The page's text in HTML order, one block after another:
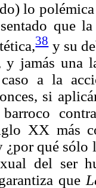
lo
que
38y su
y jamás una
a la
si
XX más
qué sólo
del ser
que